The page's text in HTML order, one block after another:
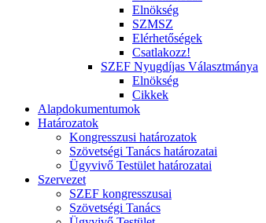
Elnökség
SZMSZ
Elérhetőségek
Csatlakozz!
SZEF Nyugdíjas Választmánya
Elnökség
Cikkek
Alapdokumentumok
Határozatok
Kongresszusi határozatok
Szövetségi Tanács határozatai
Ügyvivő Testület határozatai
Szervezet
SZEF kongresszusai
Szövetségi Tanács